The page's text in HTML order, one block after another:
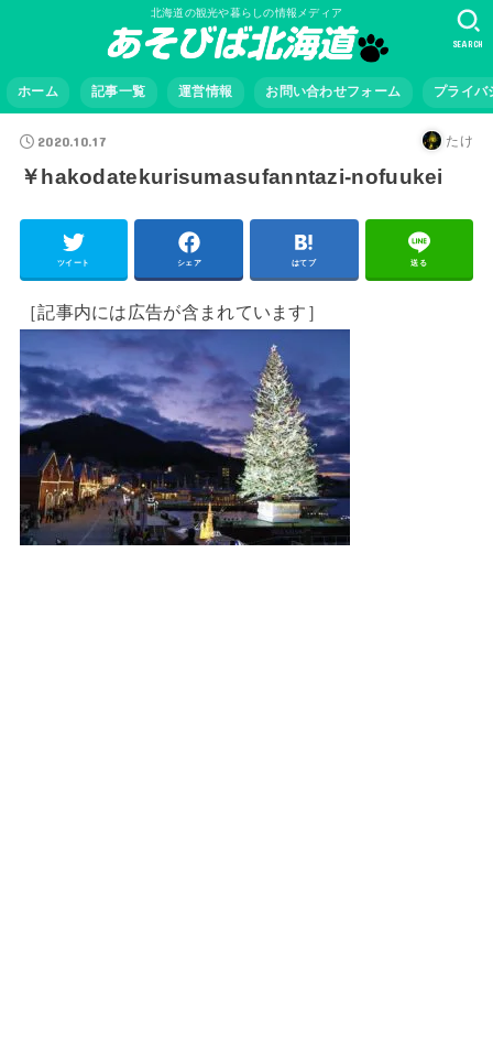
北海道の観光や暮らしの情報メディア
ホーム 記事一覧 運営情報 お問い合わせフォーム プライバ
SEARCH
2020.10.17 たけ
￥hakodatekurisumasufanntazi-nofuukei
ツイート シェア はてブ 送る
［記事内には広告が含まれています］